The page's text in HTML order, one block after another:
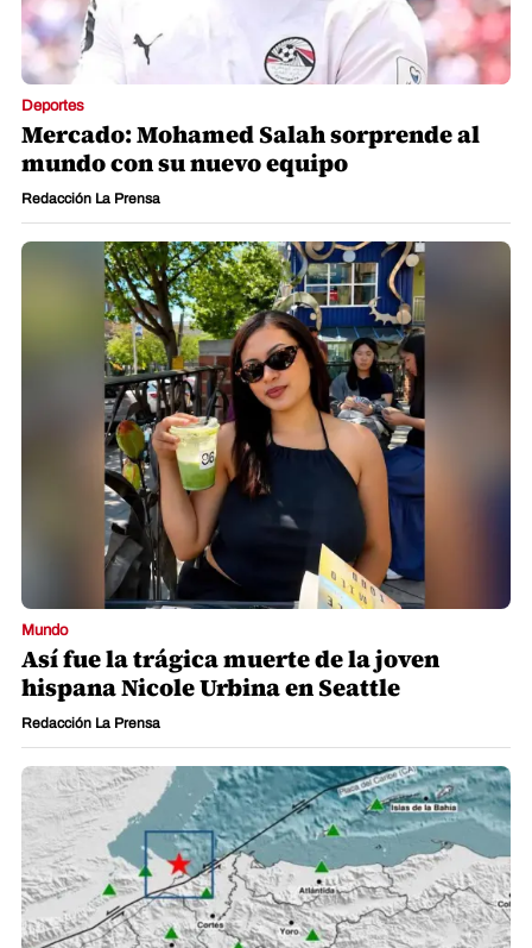
Deportes
Mercado: Mohamed Salah sorprende al
mundo con su nuevo equipo
Redacción La Prensa
Mundo
Así fue la trágica muerte de la joven
hispana Nicole Urbina en Seattle
Redacción La Prensa